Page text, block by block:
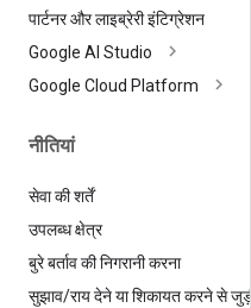
पार्टनर और लाइब्रेरी इंटिग्रेशन
Google AI Studio
Google Cloud Platform
नीतियां
सेवा की शर्तें
उपलब्ध क्षेत्र
बुरे बर्ताव की निगरानी करना
सुझाव/राय देने या शिकायत करने से जुड़ी